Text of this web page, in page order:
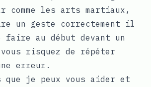
comme les arts martiaux,
un geste correctement il
faire au début devant un
risquez de répéter
erreur.
que je peux vous aider et